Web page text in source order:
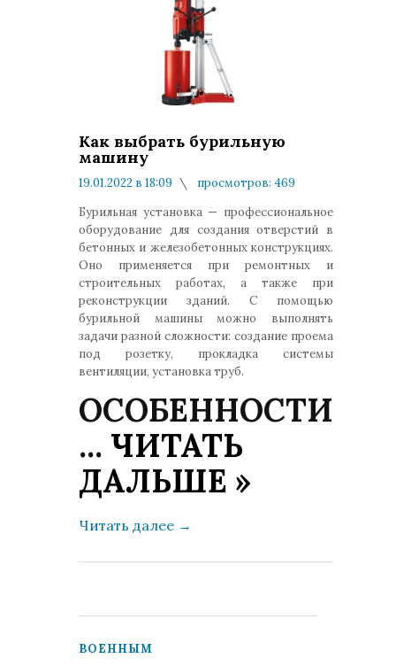
Как выбрать бурильную
машину
19.01.2022 в 18:09
просмотров: 469
Бурильная установка — профессиональное
оборудование для создания отверстий в
бетонных и железобетонных конструкциях.
Оно применяется при ремонтных и
строительных работах, а также при
реконструкции зданий. С помощью
бурильной машины можно выполнять
задачи разной сложности: создание проема
под розетку, прокладка системы
вентиляции, установка труб.
ОСОБЕННОСТИ
... ЧИТАТЬ
ДАЛЬШЕ »
Читать далее →
ВОЕННЫМ